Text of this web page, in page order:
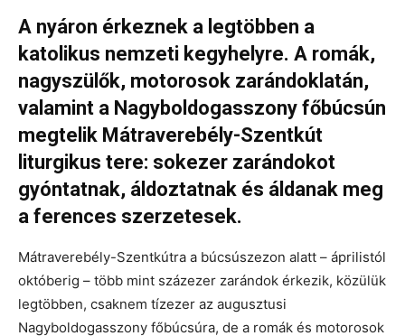
A nyáron érkeznek a legtöbben a
katolikus nemzeti kegyhelyre. A romák,
nagyszülők, motorosok zarándoklatán,
valamint a Nagyboldogasszony főbúcsún
megtelik Mátraverebély-Szentkút
liturgikus tere: sokezer zarándokot
gyóntatnak, áldoztatnak és áldanak meg
a ferences szerzetesek.
Mátraverebély-Szentkútra a búcsúszezon alatt – áprilistól
októberig – több mint százezer zarándok érkezik, közülük
legtöbben, csaknem tízezer az augusztusi
Nagyboldogasszony főbúcsúra, de a romák és motorosok